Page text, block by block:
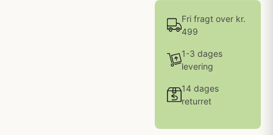
Fri fragt over kr.
499
1-3 dages
levering
14 dages
returret